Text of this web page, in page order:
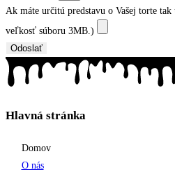
Ak máte určitú predstavu o Vašej torte
veľkosť súboru 3MB.)
Odoslať
Hlavná stránka
Domov
O nás